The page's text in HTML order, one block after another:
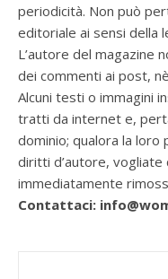
periodicità. Non può
editoriale ai sensi della
L’autore del magazine
dei commenti ai post,
Alcuni testi o immagini
tratti da internet e,
dominio; qualora la loro
diritti d’autore, vogliate
immediatamente
Contattaci: